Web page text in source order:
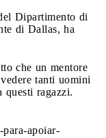
Dipartimento di
di Dallas, ha
che un mentore
tanti uomini
questi ragazzi.